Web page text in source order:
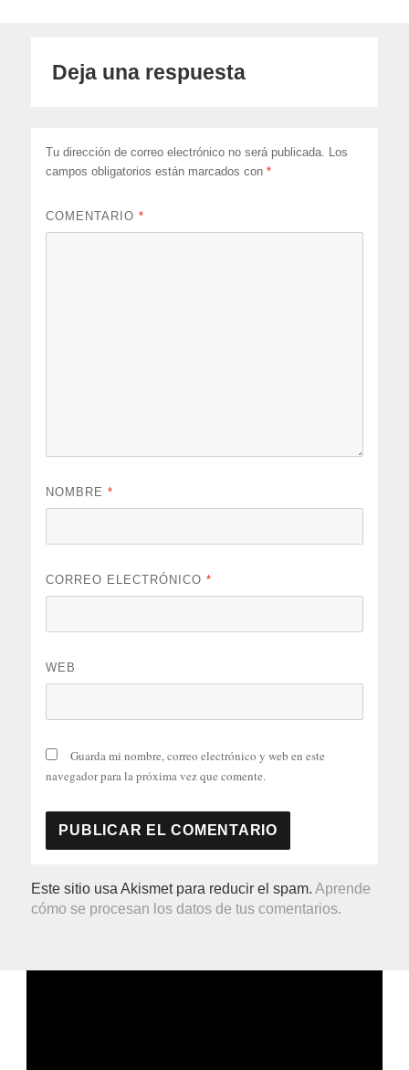
Deja una respuesta
Tu dirección de correo electrónico no será publicada. Los
campos obligatorios están marcados con*
COMENTARIO*
NOMBRE*
CORREO ELECTRÓNICO*
WEB
Guarda mi nombre, correo electrónico y web en este
navegador para la próxima vez que comente.
Este sitio usa Akismet para reducir el spam.Aprende
cómo se procesan los datos de tus comentarios.